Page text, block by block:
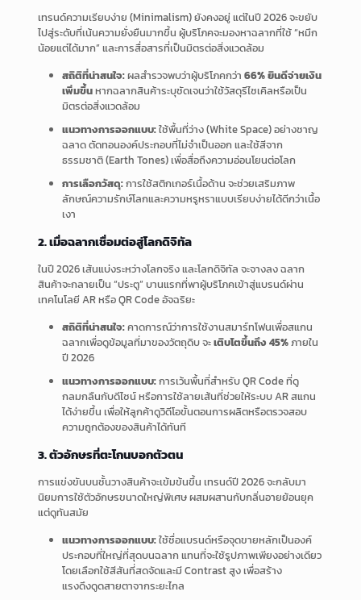
เทรนด์ความเรียบง่าย (Minimalism) ยังคงอยู่ แต่ในปี 2026 จะขยับ
ไปสู่ระดับที่เน้นความยั่งยืนมากขึ้น ผู้บริโภคจะมองหาฉลากที่ใช้ “หมึก
น้อยแต่ได้มาก” และการสื่อสารที่เป็นมิตรต่อสิ่งแวดล้อม
สถิติที่น่าสนใจ:ผลสำรวจพบว่าผู้บริโภคกว่า 66% ยินดีจ่ายเงิน
เพิ่มขึ้นหากฉลากสินค้าระบุชัดเจนว่าใช้วัสดุรีไซเคิลหรือเป็น
มิตรต่อสิ่งแวดล้อม
แนวทางการออกแบบ:ใช้พื้นที่ว่าง (White Space) อย่างชาญ
ฉลาด ตัดทอนองค์ประกอบที่ไม่จำเป็นออก และใช้สีจาก
ธรรมชาติ (Earth Tones) เพื่อสื่อถึงความอ่อนโยนต่อโลก
การเลือกวัสดุ:การใช้สติกเกอร์เนื้อด้าน จะช่วยเสริมภาพ
ลักษณ์ความรักษ์โลกและความหรูหราแบบเรียบง่ายได้ดีกว่าเนื้อ
เงา
2. เมื่อฉลากเชื่อมต่อสู่โลกดิจิทัล
ในปี 2026 เส้นแบ่งระหว่างโลกจริง และโลกดิจิทัล จะจางลง ฉลาก
สินค้าจะกลายเป็น “ประตู” บานแรกที่พาผู้บริโภคเข้าสู่แบรนด์ผ่าน
เทคโนโลยี AR หรือ QR Code อัจฉริยะ
สถิติที่น่าสนใจ:คาดการณ์ว่าการใช้งานสมาร์ทโฟนเพื่อสแกน
ฉลากเพื่อดูข้อมูลที่มาของวัตถุดิบ จะเติบโตขึ้นถึง 45%ภายใน
ปี 2026
แนวทางการออกแบบ:การเว้นพื้นที่สำหรับ QR Code ที่ดู
กลมกลืนกับดีไซน์ หรือการใช้ลายเส้นที่ช่วยให้ระบบ AR สแกน
ได้ง่ายขึ้น เพื่อให้ลูกค้าดูวิดีโอขั้นตอนการผลิตหรือตรวจสอบ
ความถูกต้องของสินค้าได้ทันที
3. ตัวอักษรที่ตะโกนบอกตัวตน
การแข่งขันบนชั้นวางสินค้าจะเข้มข้นขึ้น เทรนด์ปี 2026 จะกลับมา
นิยมการใช้ตัวอักษรขนาดใหญ่พิเศษ ผสมผสานกับกลิ่นอายย้อนยุค
แต่ดูทันสมัย
แนวทางการออกแบบ:ใช้ชื่อแบรนด์หรือจุดขายหลักเป็นองค์
ประกอบที่ใหญ่ที่สุดบนฉลาก แทนที่จะใช้รูปภาพเพียงอย่างเดียว
โดยเลือกใช้สีสันที่สดจัดและมี Contrast สูง เพื่อสร้าง
แรงดึงดูดสายตาจากระยะไกล